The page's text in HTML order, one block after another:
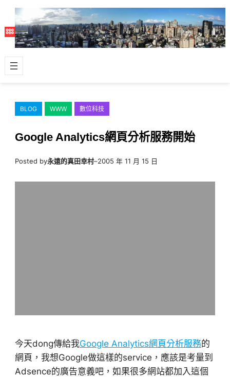
主
容
BLOG WWW 數位科技
Google Analytics網頁分析服務開始
Posted by永遠的真田幸村–2005 年 11 月 15 日
今天dong傳給我Google Analytics網頁分析服務的
網頁，我想Google做這樣的service，應該是考量到
Adsence的廣告意義吧，如果很多網站都加入這個